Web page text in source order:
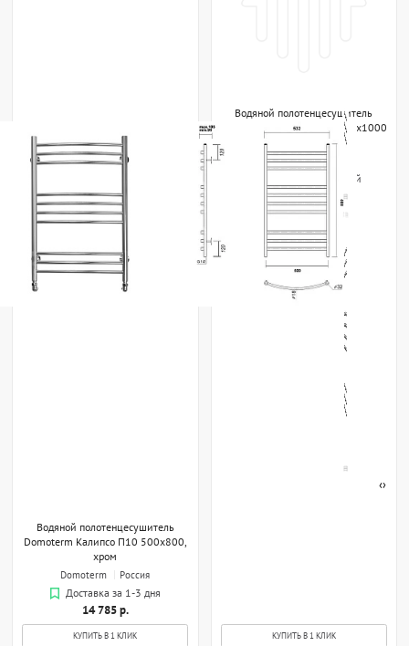
‹›
Водяной полотенцесушитель
Domoterm Калипсо П10 500x800,
хром
Domoterm
Россия
Доставка за 1-3 дня
14 785 р.
КУПИТЬ В 1 КЛИК
Водяной полотенцесушитель
Domoterm Калипсо П12 500x1000
Domoterm
Россия
Доставка от 3-х дней
26 530 р.
КУПИТЬ В 1 КЛИК